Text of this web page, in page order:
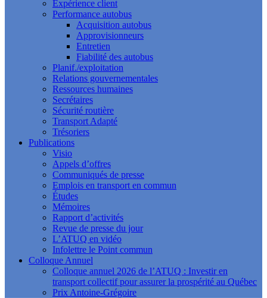
Expérience client
Performance autobus
Acquisition autobus
Approvisionneurs
Entretien
Fiabilité des autobus
Planif./exploitation
Relations gouvernementales
Ressources humaines
Secrétaires
Sécurité routière
Transport Adapté
Trésoriers
Publications
Visio
Appels d’offres
Communiqués de presse
Emplois en transport en commun
Études
Mémoires
Rapport d’activités
Revue de presse du jour
L’ATUQ en vidéo
Infolettre le Point commun
Colloque Annuel
Colloque annuel 2026 de l’ATUQ : Investir en
transport collectif pour assurer la prospérité au Québec
Prix Antoine-Grégoire